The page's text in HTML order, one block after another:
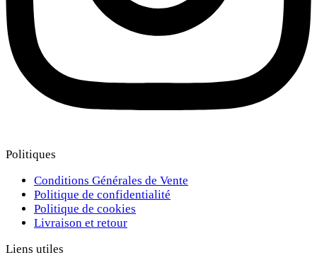
Politiques
Conditions Générales de Vente
Politique de confidentialité
Politique de cookies
Livraison et retour
Liens utiles